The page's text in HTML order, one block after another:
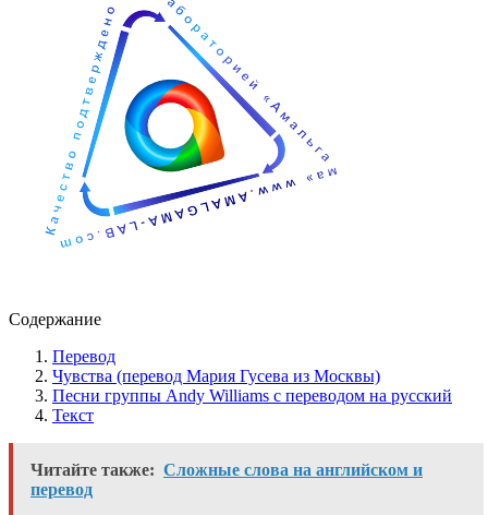
Содержание
Перевод
Чувства (перевод Мария Гусева из Москвы)
Песни группы Andy Williams с переводом на русский
Текст
Читайте также: Сложные слова на английском и
перевод